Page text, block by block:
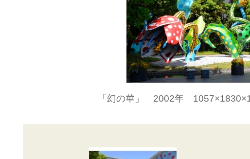
「幻の華」 2002年